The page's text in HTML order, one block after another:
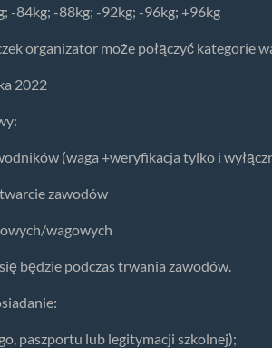
-84kg; -88kg; -92kg; -96kg; +96kg
organizator może połączyć kategorie
2022
(waga +weryfikacja tylko i
zawodów
wagowych
będzie podczas trwania zawodów.
paszportu lub legitymacji szkolnej);